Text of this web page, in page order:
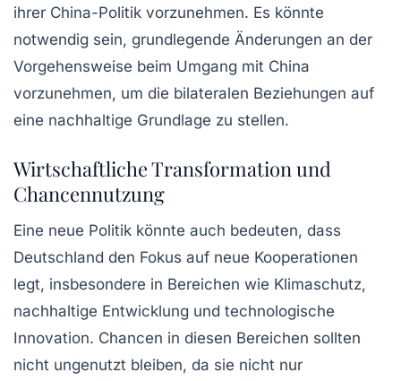
ihrer China-Politik vorzunehmen. Es könnte
notwendig sein, grundlegende Änderungen an der
Vorgehensweise beim Umgang mit China
vorzunehmen, um die bilateralen Beziehungen auf
eine nachhaltige Grundlage zu stellen.
Wirtschaftliche Transformation und
Chancennutzung
Eine neue Politik könnte auch bedeuten, dass
Deutschland den Fokus auf neue Kooperationen
legt, insbesondere in Bereichen wie Klimaschutz,
nachhaltige Entwicklung und technologische
Innovation. Chancen in diesen Bereichen sollten
nicht ungenutzt bleiben, da sie nicht nur